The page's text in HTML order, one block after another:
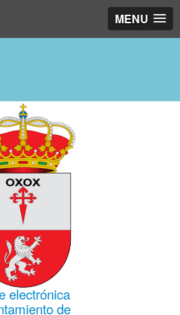
MENU
electrónica
de